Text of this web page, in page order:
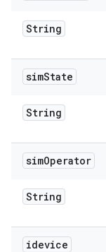
String
simState
String
simOperator
String
idevice